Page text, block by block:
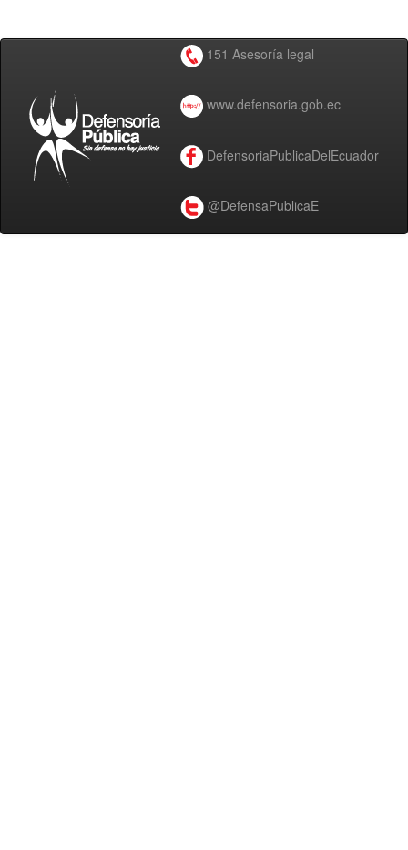
151 Asesoría legal
www.defensoria.gob.ec
DefensoriaPublicaDelEcuador
@DefensaPublicaE